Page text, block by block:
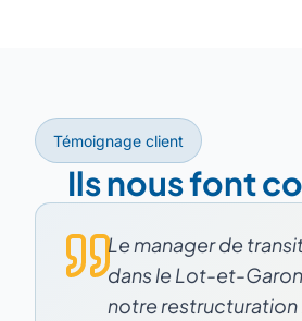
Témoignage client
Ils nous font
Le manager de
dans le Lot-et-
notre restructuration